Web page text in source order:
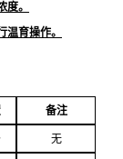
。
育操作。
备注
无